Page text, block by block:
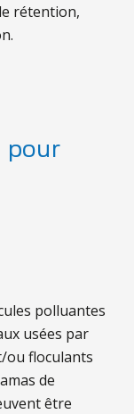
rétention,
pour
polluantes
usées par
ou floculants
de
être